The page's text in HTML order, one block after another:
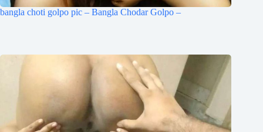
bangla choti golpo pic – Bangla Chodar Golpo –